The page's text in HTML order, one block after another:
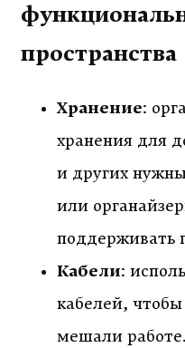
пространства
Хранение:
хранения для
и других
или
поддерживать
Кабели:
кабелей,
мешали